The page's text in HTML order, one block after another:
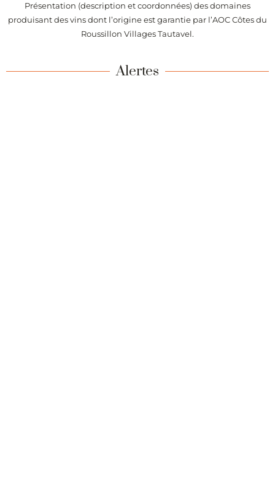
Présentation (description et coordonnées) des domaines
produisant des vins dont l’origine est garantie par l’AOC Côtes du
Roussillon Villages Tautavel.
Alertes